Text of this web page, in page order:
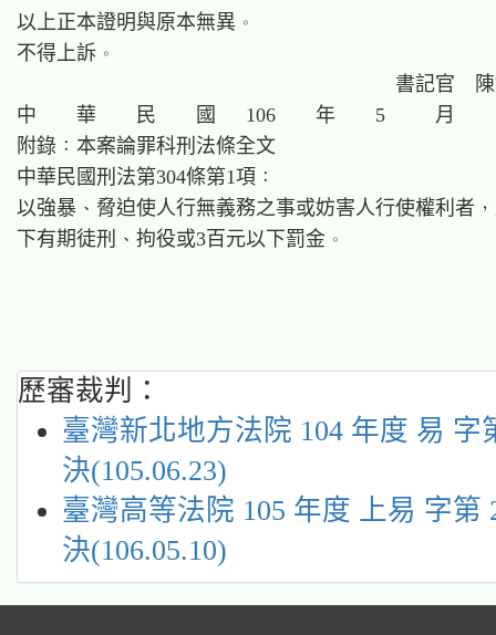
以上正本證明與原本無異。
不得上訴。
書記官
中    華    民    國   106    年    5     月
附錄：本案論罪科刑法條全文
中華民國刑法第304條第1項：
以強暴、脅迫使人行無義務之事或妨害人行使權利者
歷審裁判：
臺灣新北地方法院 104 年度 易 字
決(105.06.23)
臺灣高等法院 105 年度 上易 字第
決(106.05.10)